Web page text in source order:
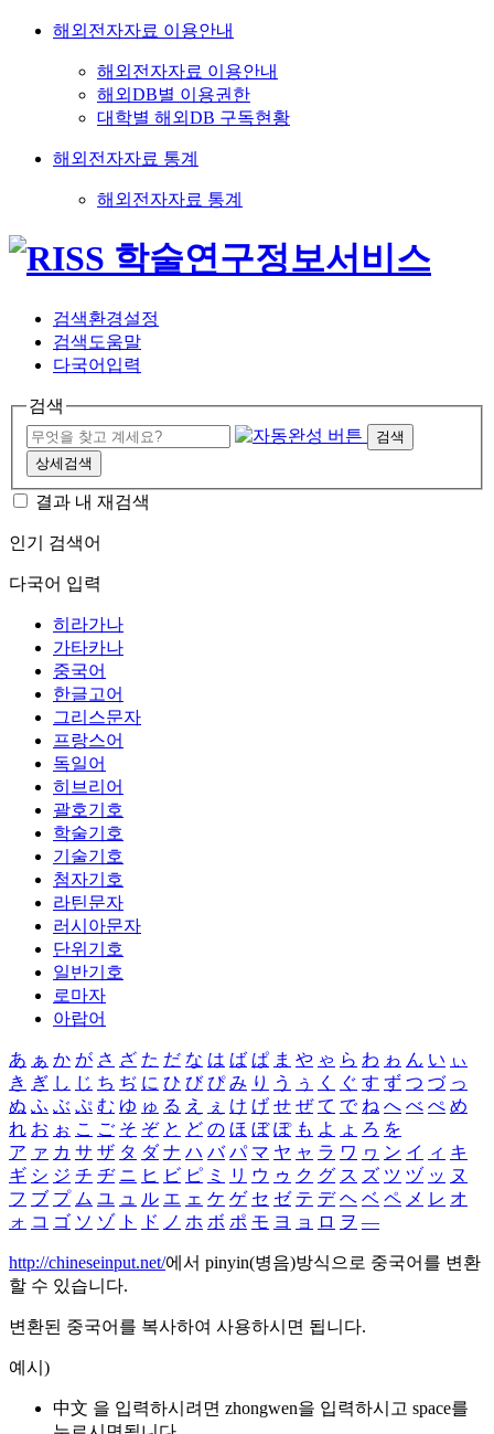
해외전자자료 이용안내
해외전자자료 이용안내
해외DB별 이용권한
대학별 해외DB 구독현황
해외전자자료 통계
해외전자자료 통계
검색환경설정
검색도움말
다국어입력
검색
검색
상세검색
결과 내 재검색
인기 검색어
다국어 입력
히라가나
가타카나
중국어
한글고어
그리스문자
프랑스어
독일어
히브리어
괄호기호
학술기호
기술기호
첨자기호
라틴문자
러시아문자
단위기호
일반기호
로마자
아랍어
あ ぁ か が さ ざ た だ な は ば ぱ ま や ゃ ら わ ゎ ん い ぃ
き ぎ し じ ち ぢ に ひ び ぴ み り う ぅ く ぐ す ず つ づ っ
ぬ ふ ぶ ぷ む ゆ ゅ る え ぇ け げ せ ぜ て で ね へ べ ぺ め
れ お ぉ こ ご そ ぞ と ど の ほ ぼ ぽ も よ ょ ろ を
ア ァ カ サ ザ タ ダ ナ ハ バ パ マ ヤ ャ ラ ワ ヮ ン イ ィ キ
ギ シ ジ チ ヂ ニ ヒ ビ ピ ミ リ ウ ゥ ク グ ス ズ ツ ヅ ッ ヌ
フ ブ プ ム ユ ュ ル エ ェ ケ ゲ セ ゼ テ デ ヘ ベ ペ メ レ オ
ォ コ ゴ ソ ゾ ト ド ノ ホ ボ ポ モ ヨ ョ ロ ヲ ―
http://chineseinput.net/에서 pinyin(병음)방식으로 중국어를 변환
할 수 있습니다.
변환된 중국어를 복사하여 사용하시면 됩니다.
예시)
中文 을 입력하시려면 zhongwen을 입력하시고 space를